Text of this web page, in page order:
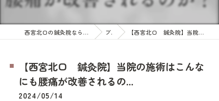
西宮北口の鍼灸院ならトータルトリートメント優鍼灸院 ブログ 【西宮北口 鍼灸院】当院の施術はこんなにも腰痛が改善されるの...
【西宮北口 鍼灸院】当院の施術はこんな
にも腰痛が改善されるの...
2024/05/14